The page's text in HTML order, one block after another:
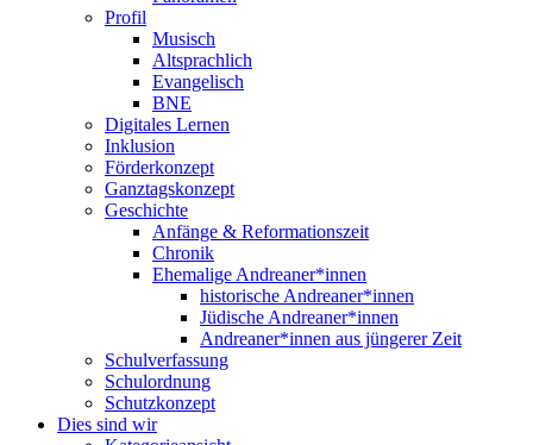
Profil
Musisch
Altsprachlich
Evangelisch
BNE
Digitales Lernen
Inklusion
Förderkonzept
Ganztagskonzept
Geschichte
Anfänge & Reformationszeit
Chronik
Ehemalige Andreaner*innen
historische Andreaner*innen
Jüdische Andreaner*innen
Andreaner*innen aus jüngerer Zeit
Schulverfassung
Schulordnung
Schutzkonzept
Dies sind wir